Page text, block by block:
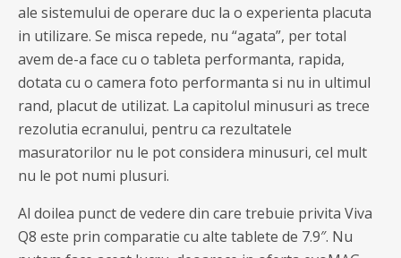
ale sistemului de operare duc la o experienta placuta
in utilizare. Se misca repede, nu “agata”, per total
avem de-a face cu o tableta performanta, rapida,
dotata cu o camera foto performanta si nu in ultimul
rand, placut de utilizat. La capitolul minusuri as trece
rezolutia ecranului, pentru ca rezultatele
masuratorilor nu le pot considera minusuri, cel mult
nu le pot numi plusuri.
Al doilea punct de vedere din care trebuie privita Viva
Q8 este prin comparatie cu alte tablete de 7.9″. Nu